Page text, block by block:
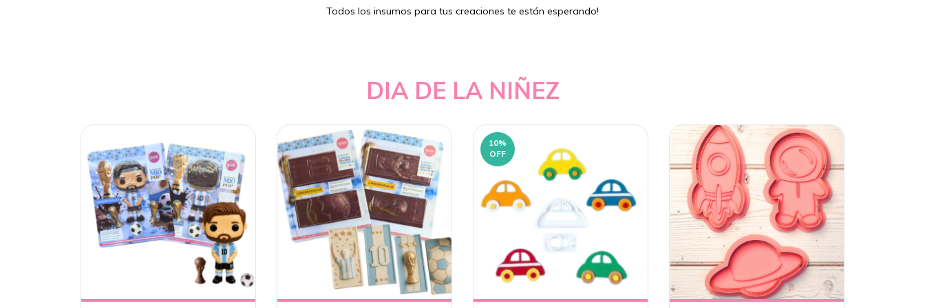
Todos los insumos para tus creaciones te están esperando!
DIA DE LA NIÑEZ
10%
OFF